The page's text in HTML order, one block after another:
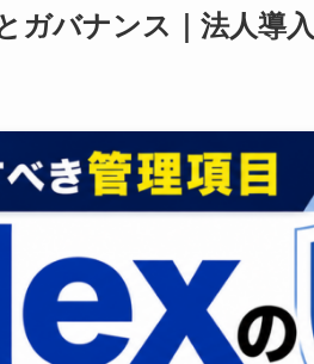
ガバナンス｜法人導